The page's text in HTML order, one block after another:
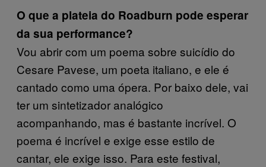
O que a plateia do Roadburn pode esperar
da sua performance?
Vou abrir com um poema sobre suicídio do
Cesare Pavese, um poeta italiano, e ele é
cantado como uma ópera. Por baixo dele, vai
ter um sintetizador analógico
acompanhando, mas é bastante incrível. O
poema é incrível e exige esse estilo de
cantar, ele exige isso. Para este festival,